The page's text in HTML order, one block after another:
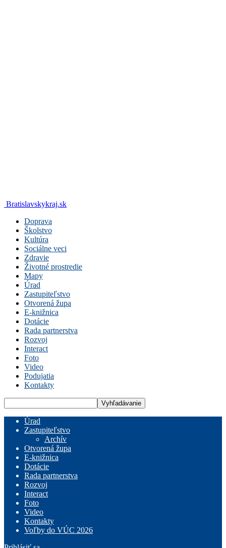
Bratislavskykraj.sk
Doprava
Školstvo
Kultúra
Sociálne veci
Zdravie
Životné prostredie
Mapy
Úrad
Zastupiteľstvo
Otvorená župa
E-knižnica
Dotácie
Rada partnerstva
Rozvoj
Interact
Foto
Video
Podujatia
Kontakty
Úrad
Zastupiteľstvo
Archív
Otvorená župa
E-knižnica
Dotácie
Rada partnerstva
Rozvoj
Interact
Foto
Video
Kontakty
Voľby do VÚC 2026